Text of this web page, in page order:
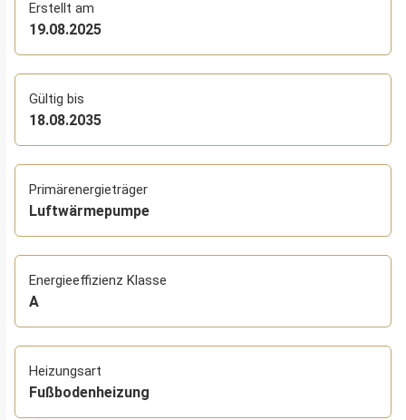
Erstellt am
19.08.2025
Gültig bis
18.08.2035
Primärenergieträger
Luftwärmepumpe
Energieeffizienz Klasse
A
Heizungsart
Fußbodenheizung